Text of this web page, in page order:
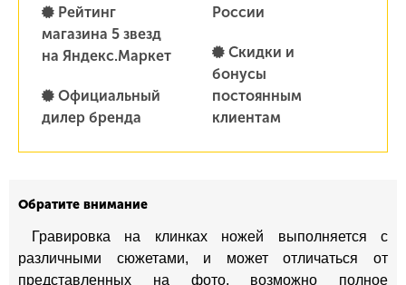
Рейтинг
магазина 5 звезд
на Яндекс.Маркет
Официальный
дилер бренда
России
Скидки и
бонусы
постоянным
клиентам
Обратите внимание
Гравировка на клинках ножей выполняется с
различными сюжетами, и может отличаться от
представленных на фото, возможно полное